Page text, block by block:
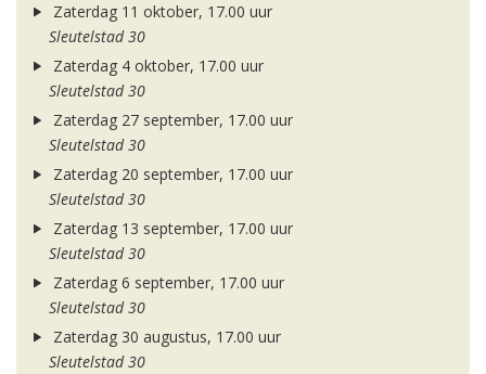
Zaterdag 11 oktober, 17.00 uur
Sleutelstad 30
Zaterdag 4 oktober, 17.00 uur
Sleutelstad 30
Zaterdag 27 september, 17.00 uur
Sleutelstad 30
Zaterdag 20 september, 17.00 uur
Sleutelstad 30
Zaterdag 13 september, 17.00 uur
Sleutelstad 30
Zaterdag 6 september, 17.00 uur
Sleutelstad 30
Zaterdag 30 augustus, 17.00 uur
Sleutelstad 30